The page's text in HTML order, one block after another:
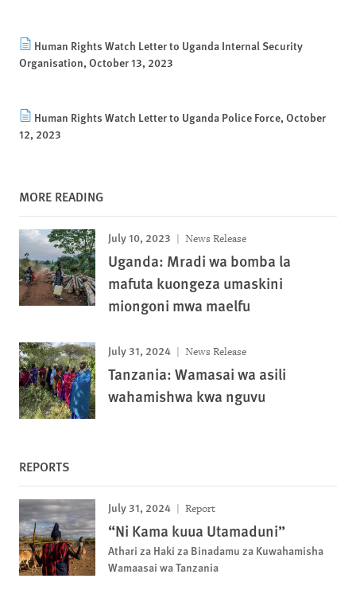
Human Rights Watch Letter to Uganda Internal Security
Organisation, October 13, 2023
Human Rights Watch Letter to Uganda Police Force, October
12, 2023
MORE READING
July 10, 2023 News Release
Uganda: Mradi wa bomba la
mafuta kuongeza umaskini
miongoni mwa maelfu
July 31, 2024 News Release
Tanzania: Wamasai wa asili
wahamishwa kwa nguvu
REPORTS
July 31, 2024 Report
“Ni Kama kuua Utamaduni”
Athari za Haki za Binadamu za Kuwahamisha
Wamaasai wa Tanzania